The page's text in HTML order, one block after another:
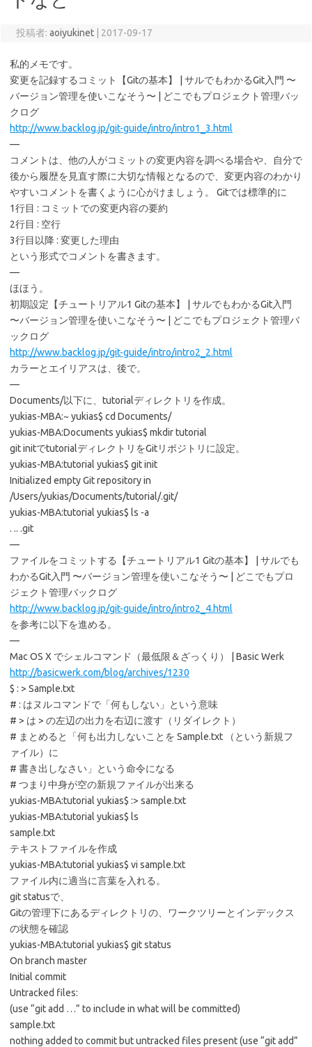
投稿者: aoiyukinet 2017-09-17
私的メモです。
変更を記録するコミット【Gitの基本】 | サルでもわかるGit入門 〜
バージョン管理を使いこなそう〜 | どこでもプロジェクト管理バッ
クログ
http://www.backlog.jp/git-guide/intro/intro1_3.html
—
コメントは、他の人がコミットの変更内容を調べる場合や、自分で
後から履歴を見直す際に大切な情報となるので、変更内容のわかり
やすいコメントを書くように心がけましょう。 Gitでは標準的に
1行目 : コミットでの変更内容の要約
2行目 : 空行
3行目以降 : 変更した理由
という形式でコメントを書きます。
—
ほほう。
初期設定【チュートリアル1 Gitの基本】 | サルでもわかるGit入門
〜バージョン管理を使いこなそう〜 | どこでもプロジェクト管理バ
ックログ
http://www.backlog.jp/git-guide/intro/intro2_2.html
カラーとエイリアスは、後で。
—
Documents/以下に、tutorialディレクトリを作成。
yukias-MBA:~ yukias$ cd Documents/
yukias-MBA:Documents yukias$ mkdir tutorial
git initでtutorialディレクトリをGitリポジトリに設定。
yukias-MBA:tutorial yukias$ git init
Initialized empty Git repository in
/Users/yukias/Documents/tutorial/.git/
yukias-MBA:tutorial yukias$ ls -a
. .. .git
—
ファイルをコミットする【チュートリアル1 Gitの基本】 | サルでも
わかるGit入門 〜バージョン管理を使いこなそう〜 | どこでもプロ
ジェクト管理バックログ
http://www.backlog.jp/git-guide/intro/intro2_4.html
を参考に以下を進める。
—
Mac OS X でシェルコマンド（最低限＆ざっくり） | Basic Werk
http://basicwerk.com/blog/archives/1230
$ : > Sample.txt
# : はヌルコマンドで「何もしない」という意味
# > は > の左辺の出力を右辺に渡す（リダイレクト）
# まとめると「何も出力しないことを Sample.txt （という新規フ
ァイル）に
# 書き出しなさい」という命令になる
# つまり中身が空の新規ファイルが出来る
yukias-MBA:tutorial yukias$ :> sample.txt
yukias-MBA:tutorial yukias$ ls
sample.txt
テキストファイルを作成
yukias-MBA:tutorial yukias$ vi sample.txt
ファイル内に適当に言葉を入れる。
git statusで、
Gitの管理下にあるディレクトリの、ワークツリーとインデックス
の状態を確認
yukias-MBA:tutorial yukias$ git status
On branch master
Initial commit
Untracked files:
(use “git add …” to include in what will be committed)
sample.txt
nothing added to commit but untracked files present (use “git add”